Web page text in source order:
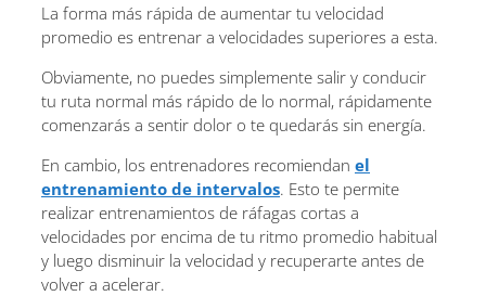
La forma más rápida de aumentar tu velocidad
promedio es entrenar a velocidades superiores a esta.
Obviamente, no puedes simplemente salir y conducir
tu ruta normal más rápido de lo normal, rápidamente
comenzarás a sentir dolor o te quedarás sin energía.
En cambio, los entrenadores recomiendan el
entrenamiento de intervalos. Esto te permite
realizar entrenamientos de ráfagas cortas a
velocidades por encima de tu ritmo promedio habitual
y luego disminuir la velocidad y recuperarte antes de
volver a acelerar.